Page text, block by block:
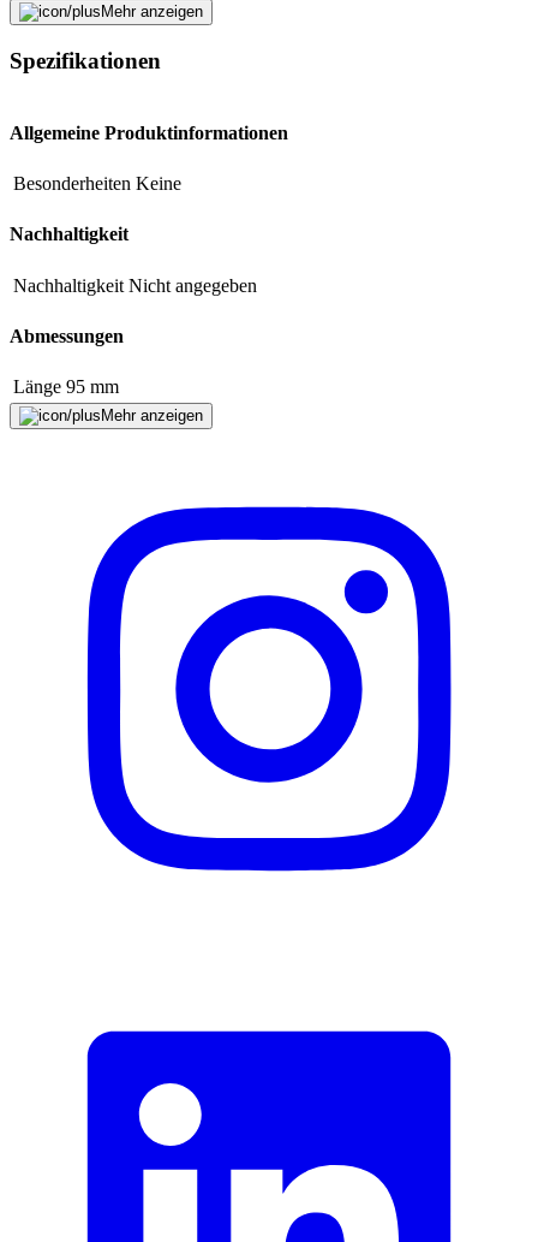
versehentlich zu Boden fällt.
Beschreibung
Mehr anzeigen
Spezifikationen
Allgemeine Produktinformationen
Besonderheiten Keine
Nachhaltigkeit
Nachhaltigkeit Nicht angegeben
Abmessungen
Länge 95 mm
Eigenschaften
Pinzettenform Gerade
Hersteller
Rubis
40010009
Herstellergarantie
0 Monate
Garantieinformationen
Rubis
Fehler melden
Falsche Daten melden
Mehr anzeigen